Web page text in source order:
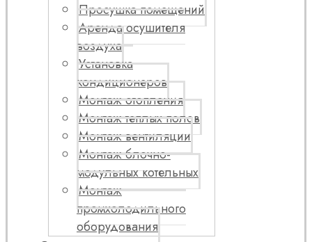
Просушка помещений
Аренда осушителя
воздуха
Установка
кондиционеров
Монтаж отопления
Монтаж теплых полов
Монтаж вентиляции
Монтаж блочно-
модульных котельных
Монтаж
промхолодильного
оборудования